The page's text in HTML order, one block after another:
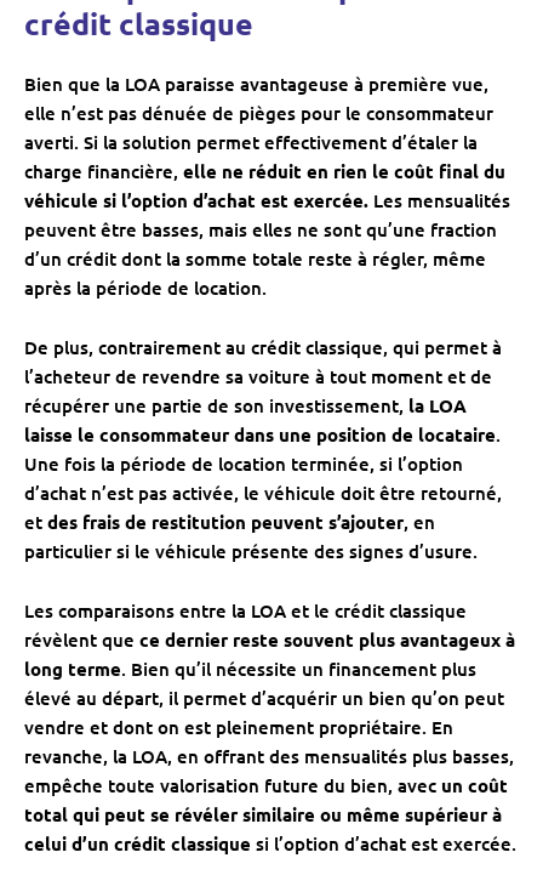
crédit classique
Bien que la LOA paraisse avantageuse à première vue,
elle n’est pas dénuée de pièges pour le consommateur
averti. Si la solution permet effectivement d’étaler la
charge financière, elle ne réduit en rien le coût final du
véhicule si l’option d’achat est exercée. Les mensualités
peuvent être basses, mais elles ne sont qu’une fraction
d’un crédit dont la somme totale reste à régler, même
après la période de location.
De plus, contrairement au crédit classique, qui permet à
l’acheteur de revendre sa voiture à tout moment et de
récupérer une partie de son investissement, la LOA
laisse le consommateur dans une position de locataire.
Une fois la période de location terminée, si l’option
d’achat n’est pas activée, le véhicule doit être retourné,
et des frais de restitution peuvent s’ajouter, en
particulier si le véhicule présente des signes d’usure.
Les comparaisons entre la LOA et le crédit classique
révèlent que ce dernier reste souvent plus avantageux à
long terme. Bien qu’il nécessite un financement plus
élevé au départ, il permet d’acquérir un bien qu’on peut
vendre et dont on est pleinement propriétaire. En
revanche, la LOA, en offrant des mensualités plus basses,
empêche toute valorisation future du bien, avec un coût
total qui peut se révéler similaire ou même supérieur à
celui d’un crédit classique si l’option d’achat est exercée.